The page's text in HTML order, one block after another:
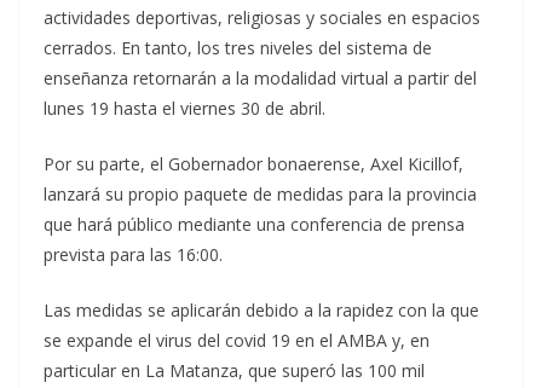
actividades deportivas, religiosas y sociales en espacios
cerrados. En tanto, los tres niveles del sistema de
enseñanza retornarán a la modalidad virtual a partir del
lunes 19 hasta el viernes 30 de abril.
Por su parte, el Gobernador bonaerense, Axel Kicillof,
lanzará su propio paquete de medidas para la provincia
que hará público mediante una conferencia de prensa
prevista para las 16:00.
Las medidas se aplicarán debido a la rapidez con la que
se expande el virus del covid 19 en el AMBA y, en
particular en La Matanza, que superó las 100 mil